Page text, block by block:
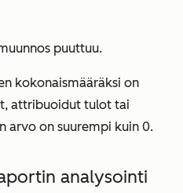
puuttuu.
kokonaismääräksi on
attribuoidut tulot tai
arvo on suurempi kuin 0.
analysointi